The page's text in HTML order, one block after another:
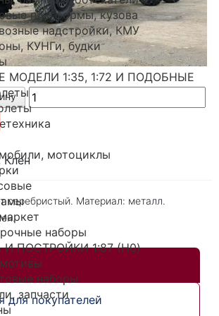
платформы, кузова
надстройки, КМУ
КУНГи, будки
МОДЕЛИ 1:35, 1:72 И ПОДОБНЫЕ
мотоциклы
наборы
И ПОСТРОЙКИ 1:87 (H0)
наборы
запчасти
Клен
серебристый. Материал: металл.
для покупателей